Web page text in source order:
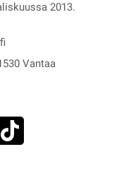
2013.
Vantaa